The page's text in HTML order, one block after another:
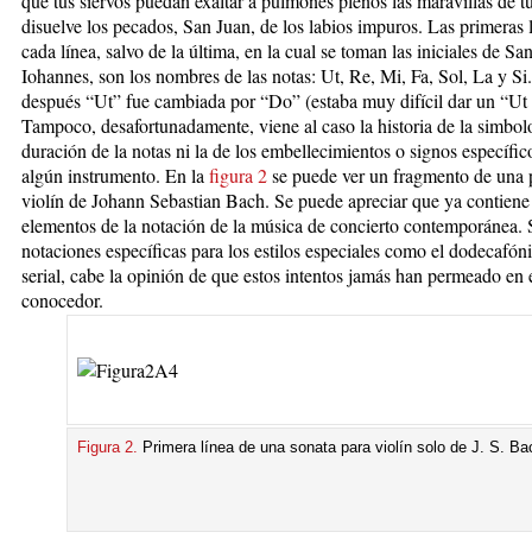
disuelve los pecados, San Juan, de los labios impuros. Las primeras
cada línea, salvo de la última, en la cual se toman las iniciales de
Iohannes, son los nombres de las notas: Ut, Re, Mi, Fa, Sol, La y
después “Ut” fue cambiada por “Do” (estaba muy difícil dar un “Ut
Tampoco, desafortunadamente, viene al caso la historia de la
duración de la notas ni la de los embellecimientos o signos
algún instrumento. En lafigura 2se puede ver un fragmento de una
violín de Johann Sebastian Bach. Se puede apreciar que ya
elementos de la notación de la música de concierto contemporánea.
notaciones específicas para los estilos especiales como el
serial, cabe la opinión de que estos intentos jamás han permeado
conocedor.
Figura 2. Primera línea de una sonata para violín solo de J. S.